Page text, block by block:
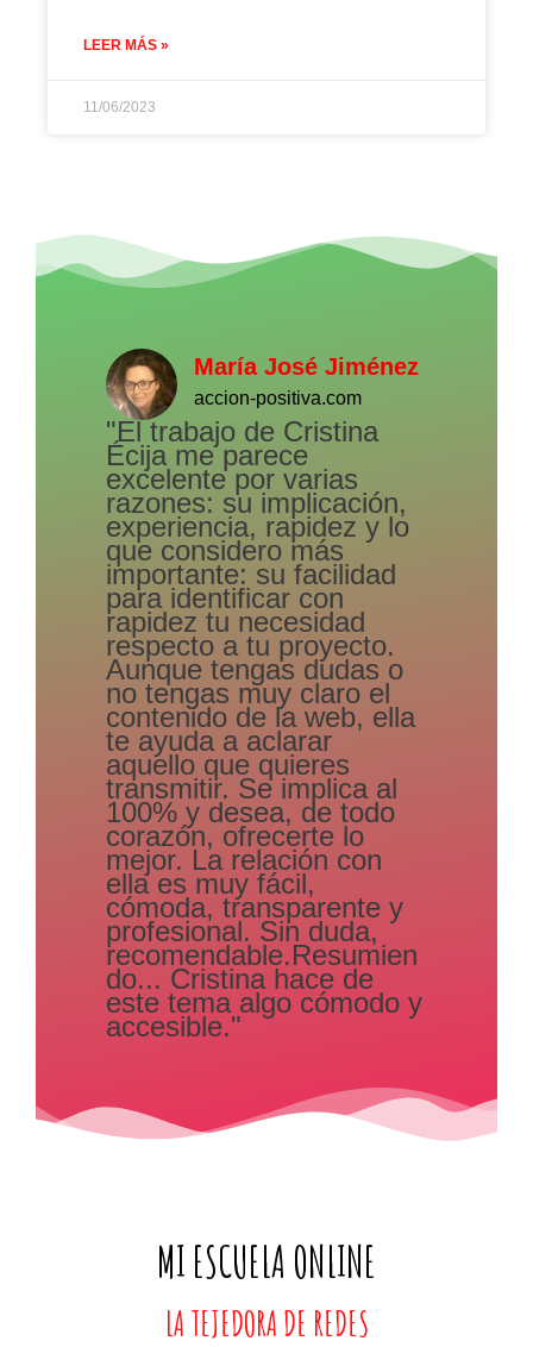
LEER MÁS »
11/06/2023
María José Jiménez
accion-positiva.com
"El trabajo de Cristina
Écija me parece
excelente por varias
razones: su implicación,
experiencia, rapidez y lo
que considero más
importante: su facilidad
para identificar con
rapidez tu necesidad
respecto a tu proyecto.
Aunque tengas dudas o
no tengas muy claro el
contenido de la web, ella
te ayuda a aclarar
aquello que quieres
transmitir. Se implica al
100% y desea, de todo
corazón, ofrecerte lo
mejor. La relación con
ella es muy fácil,
cómoda, transparente y
profesional. Sin duda,
recomendable.Resumien
do... Cristina hace de
este tema algo cómodo y
accesible."
MI ESCUELA ONLINE
LA TEJEDORA DE REDES